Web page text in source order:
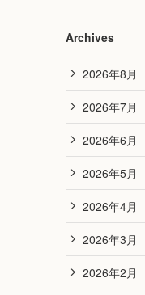
Archives
2026年8月
2026年7月
2026年6月
2026年5月
2026年4月
2026年3月
2026年2月